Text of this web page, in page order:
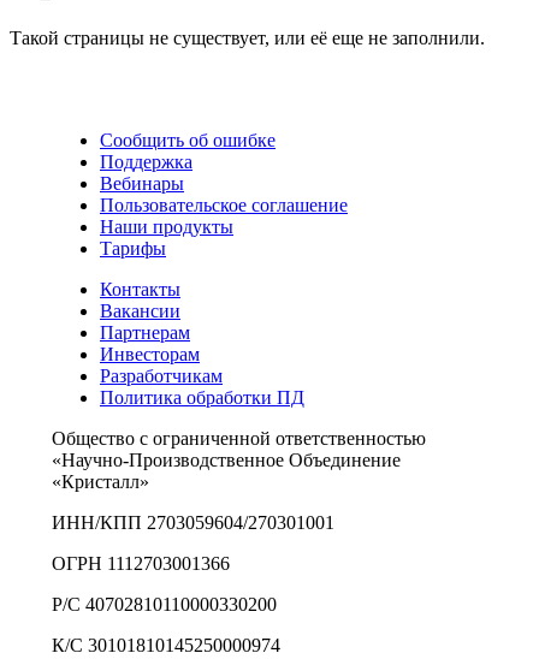
Такой страницы не существует, или её еще не заполнили.
Сообщить об ошибке
Поддержка
Вебинары
Пользовательское соглашение
Наши продукты
Тарифы
Контакты
Вакансии
Партнерам
Инвесторам
Разработчикам
Политика обработки ПД
Общество с ограниченной ответственностью
«Научно-Производственное Объединение
«Кристалл»
ИНН/КПП 2703059604/270301001
ОГРН 1112703001366
Р/С 40702810110000330200
К/С 30101810145250000974